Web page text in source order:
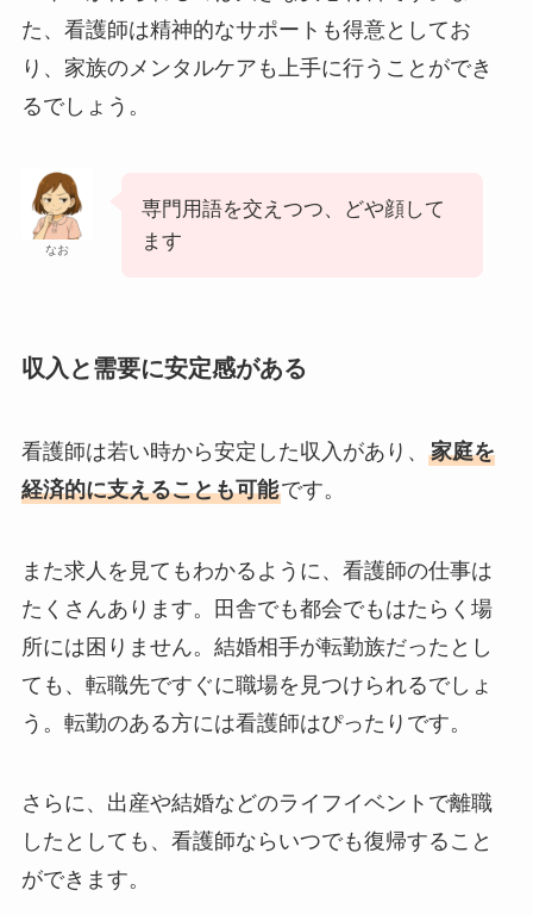
た、看護師は精神的なサポートも得意としてお
り、家族のメンタルケアも上手に行うことができ
るでしょう。
なお
専門用語を交えつつ、どや顔して
ます
収入と需要に安定感がある
看護師は若い時から安定した収入があり、 家庭を
経済的に支えることも可能です。
また求人を見てもわかるように、看護師の仕事は
たくさんあります。田舎でも都会でもはたらく場
所には困りません。結婚相手が転勤族だったとし
ても、転職先ですぐに職場を見つけられるでしょ
う。転勤のある方には看護師はぴったりです。
さらに、出産や結婚などのライフイベントで離職
したとしても、看護師ならいつでも復帰すること
ができます。